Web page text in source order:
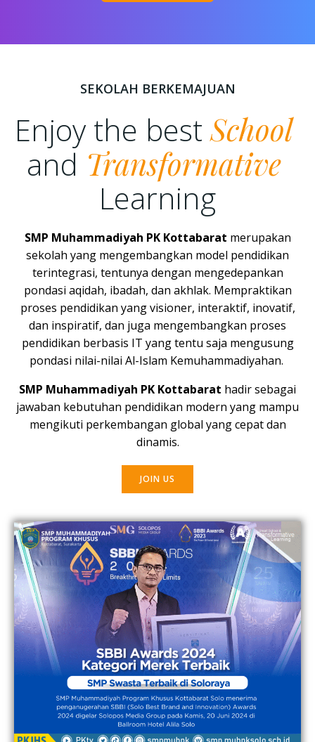
SEKOLAH BERKEMAJUAN
Enjoy the bestSchool
and Transformative
Learning
SMP Muhammadiyah PK Kottabarat merupakan
sekolah yang mengembangkan model pendidikan
terintegrasi, tentunya dengan mengedepankan
pondasi aqidah, ibadah, dan akhlak. Mempraktikan
proses pendidikan yang visioner, interaktif, inovatif,
dan inspiratif, dan juga mengembangkan proses
pendidikan berbasis IT yang tentu saja mengusung
pondasi nilai-nilai Al-Islam Kemuhammadiyahan.
SMP Muhammadiyah PK Kottabarat hadir sebagai
jawaban kebutuhan pendidikan modern yang mampu
mengikuti perkembangan global yang cepat dan
dinamis.
JOIN US